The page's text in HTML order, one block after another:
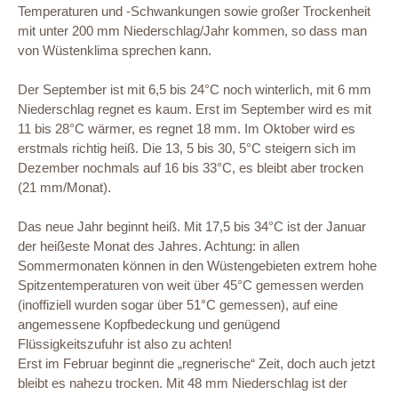
Temperaturen und -Schwankungen sowie großer Trockenheit
mit unter 200 mm Niederschlag/Jahr kommen, so dass man
von Wüstenklima sprechen kann.
Der September ist mit 6,5 bis 24°C noch winterlich, mit 6 mm
Niederschlag regnet es kaum. Erst im September wird es mit
11 bis 28°C wärmer, es regnet 18 mm. Im Oktober wird es
erstmals richtig heiß. Die 13, 5 bis 30, 5°C steigern sich im
Dezember nochmals auf 16 bis 33°C, es bleibt aber trocken
(21 mm/Monat).
Das neue Jahr beginnt heiß. Mit 17,5 bis 34°C ist der Januar
der heißeste Monat des Jahres. Achtung: in allen
Sommermonaten können in den Wüstengebieten extrem hohe
Spitzentemperaturen von weit über 45°C gemessen werden
(inoffiziell wurden sogar über 51°C gemessen), auf eine
angemessene Kopfbedeckung und genügend
Flüssigkeitszufuhr ist also zu achten!
Erst im Februar beginnt die „regnerische“ Zeit, doch auch jetzt
bleibt es nahezu trocken. Mit 48 mm Niederschlag ist der